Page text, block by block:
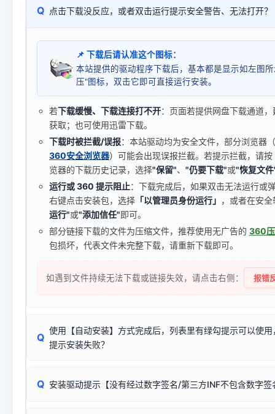
Q 点击下载没反应，或者双击运行提示安全警告、无法打开？
📌 下载后请认准这个图标：
本站提供的驱动程序下载后，基本都是显示如左图
压"图标，双击它即可直接运行安装。
若下载缓慢、下载连接打不开：页面若提供网盘下载通道
获取；也可使用迅雷下载。
下载时被拦截/误报：本站驱动均为安全文件，部分浏览器
360安全浏览器）可能会出现误报拦截。若提示拦截，请按
览器的下载历史记录，选择"保留"、 "仍要下载"或"恢复文
运行或 360 提示阻止：下载完成后，如果双击无法运行或
右键点击安装包，选择 「以管理员身份运行」 ，或者在安
运行"或"添加信任"即可。
部分链接下载的文件为压缩文件，推荐使用无广告的 360
包损坏，代表文件未完整下载，请重新下载即可。
如遇到文件持续无法下载或链接失效，请点击右侧： 报错
Q
使用【自动安装】方式完成后，列表里有绿勾提示可以使
提示安装失败？
由于本站驱动包集成了32位和64位驱动，自动安装程序在运
Q 安装驱动提示【没有经过数字签名/第三方INF不包含数字